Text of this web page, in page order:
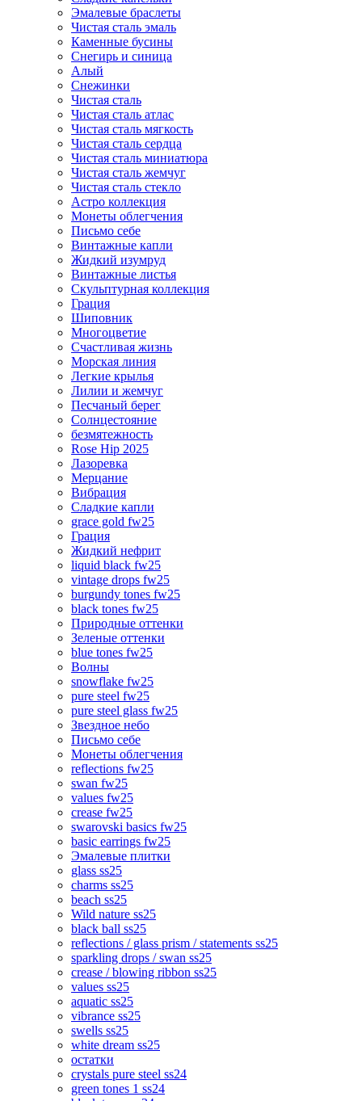
Эмалевые браслеты
Чистая сталь эмаль
Каменные бусины
Снегирь и синица
Алый
Снежинки
Чистая сталь
Чистая сталь атлас
Чистая сталь мягкость
Чистая сталь сердца
Чистая сталь миниатюра
Чистая сталь жемчуг
Чистая сталь стекло
Астро коллекция
Монеты облегчения
Письмо себе
Винтажные капли
Жидкий изумруд
Винтажные листья
Скульптурная коллекция
Грация
Шиповник
Многоцветие
Счастливая жизнь
Морская линия
Легкие крылья
Лилии и жемчуг
Песчаный берег
Солнцестояние
безмятежность
Rose Hip 2025
Лазоревка
Мерцание
Вибрация
Сладкие капли
grace gold fw25
Грация
Жидкий нефрит
liquid black fw25
vintage drops fw25
burgundy tones fw25
black tones fw25
Природные оттенки
Зеленые оттенки
blue tones fw25
Волны
snowflake fw25
pure steel fw25
pure steel glass fw25
Звездное небо
Письмо себе
Монеты облегчения
reflections fw25
swan fw25
values fw25
crease fw25
swarovski basics fw25
basic earrings fw25
Эмалевые плитки
glass ss25
charms ss25
beach ss25
Wild nature ss25
black ball ss25
reflections / glass prism / statements ss25
sparkling drops / swan ss25
crease / blowing ribbon ss25
values ss25
aquatic ss25
vibrance ss25
swells ss25
white dream ss25
остатки
crystals pure steel ss24
green tones 1 ss24